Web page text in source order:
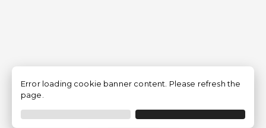
Filtro
Error loading cookie banner content. Please refresh the
page.